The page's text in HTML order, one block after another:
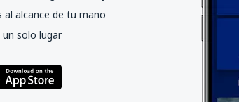
al alcance de tu mano
solo lugar